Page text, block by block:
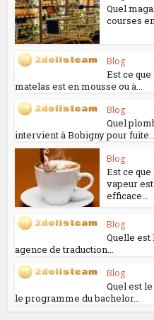
Quel
courses
Blog
Est ce
matelas est en mousse ou à...
Blog
Quel
intervient à Bobigny pour fuite...
Blog
Est ce
vapeur
efficace...
Blog
Quelle
agence de traduction...
Blog
Quel est
le programme du bachelor...